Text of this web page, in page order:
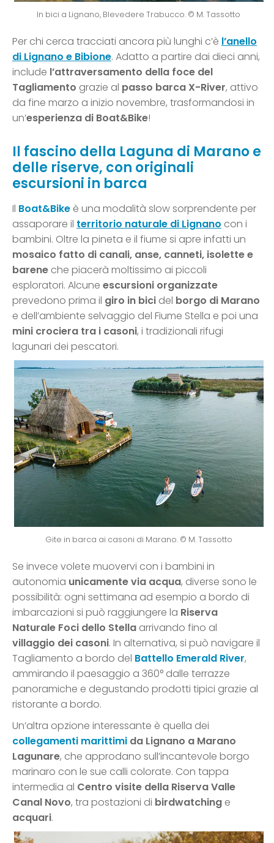
In bici a Lignano, Blevedere Trabucco. © M. Tassotto
Per chi cerca tracciati ancora più lunghi c’è l’anello
di Lignano e Bibione. Adatto a partire dai dieci anni,
include l’attraversamento della foce del
Tagliamento grazie al passo barca X-River, attivo
da fine marzo a inizio novembre, trasformandosi in
un’esperienza di Boat&Bike!
Il fascino della Laguna di Marano e
delle riserve, con originali
escursioni in barca
Il Boat&Bike è una modalità slow sorprendente per
assaporare il territorio naturale di Lignano con i
bambini. Oltre la pineta e il fiume si apre infatti un
mosaico fatto di canali, anse, canneti, isolette e
barene che piacerà moltissimo ai piccoli
esploratori. Alcune escursioni organizzate
prevedono prima il giro in bici del borgo di Marano
e dell’ambiente selvaggio del Fiume Stella e poi una
mini crociera tra i casoni, i tradizionali rifugi
lagunari dei pescatori.
Gite in barca ai casoni di Marano. © M. Tassotto
Se invece volete muovervi con i bambini in
autonomia unicamente via acqua, diverse sono le
possibilità: ogni settimana ad esempio a bordo di
imbarcazioni si può raggiungere la Riserva
Naturale Foci dello Stella arrivando fino al
villaggio dei casoni. In alternativa, si può navigare il
Tagliamento a bordo del Battello Emerald River,
ammirando il paesaggio a 360° dalle terrazze
panoramiche e degustando prodotti tipici grazie al
ristorante a bordo.
Un’altra opzione interessante è quella dei
collegamenti marittimi da Lignano a Marano
Lagunare, che approdano sull’incantevole borgo
marinaro con le sue calli colorate. Con tappa
intermedia al Centro visite della Riserva Valle
Canal Novo, tra postazioni di birdwatching e
acquari.